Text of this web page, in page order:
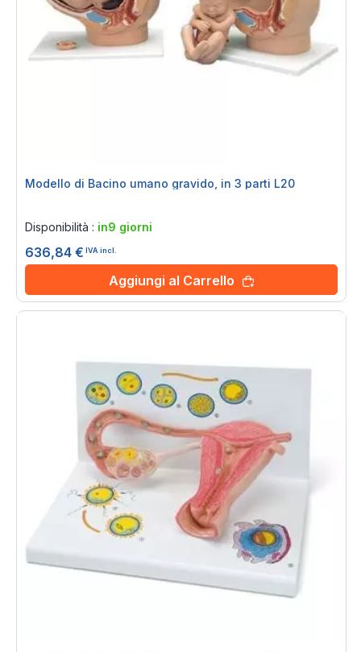
Modello di Bacino umano gravido, in 3 parti L20
Disponibilità : in9 giorni
636,84 € IVA incl.
Aggiungi al Carrello